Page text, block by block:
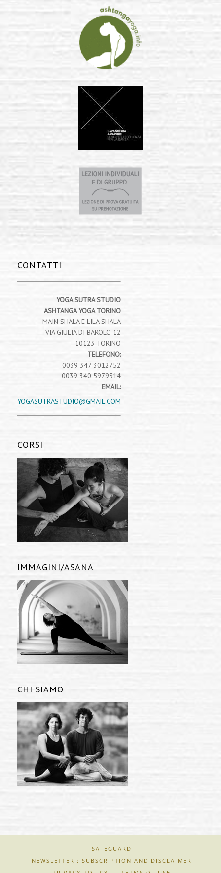
CONTATTI
YOGA SUTRA STUDIO
ASHTANGA YOGA TORINO
MAIN SHALA E LILA SHALA
VIA GIULIA DI BAROLO 12
10123 TORINO
TELEFONO:
0039 347 3012752
0039 340 5979514
EMAIL:
YOGASUTRASTUDIO@GMAIL.COM
CORSI
IMMAGINI/ASANA
CHI SIAMO
SAFEGUARD
NEWSLETTER : SUBSCRIPTION AND DISCLAIMER